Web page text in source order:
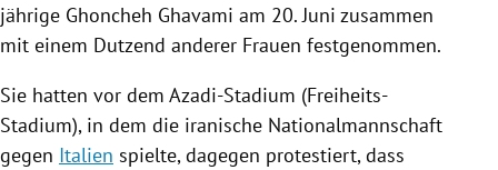
jährige Ghoncheh Ghavami am 20. Juni zusammen
mit einem Dutzend anderer Frauen festgenommen.
Sie hatten vor dem Azadi-Stadium (Freiheits-
Stadium), in dem die iranische Nationalmannschaft
gegen Italien spielte, dagegen protestiert, dass